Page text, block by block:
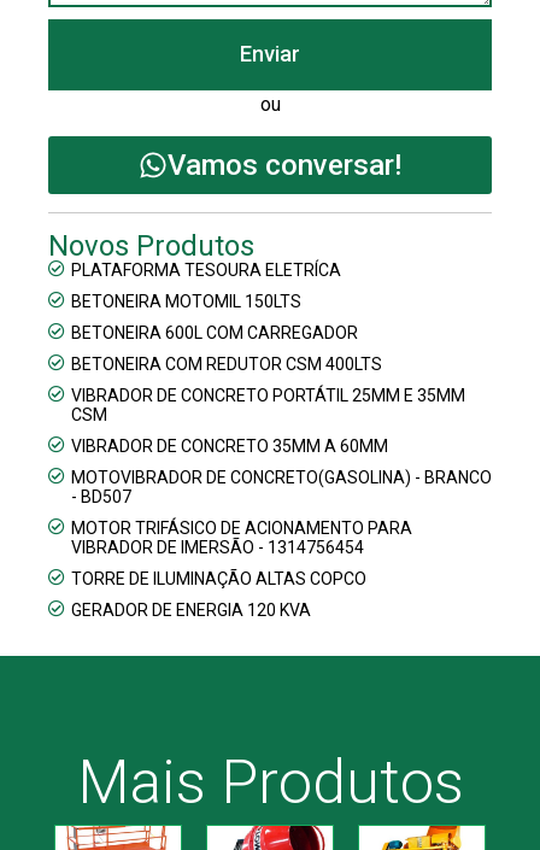
Enviar
ou
Vamos conversar!
Novos Produtos
PLATAFORMA TESOURA ELETRÍCA
BETONEIRA MOTOMIL 150LTS
BETONEIRA 600L COM CARREGADOR
BETONEIRA COM REDUTOR CSM 400LTS
VIBRADOR DE CONCRETO PORTÁTIL 25MM E 35MM
CSM
VIBRADOR DE CONCRETO 35MM A 60MM
MOTOVIBRADOR DE CONCRETO(GASOLINA) - BRANCO
- BD507
MOTOR TRIFÁSICO DE ACIONAMENTO PARA
VIBRADOR DE IMERSÃO - 1314756454
TORRE DE ILUMINAÇÃO ALTAS COPCO
GERADOR DE ENERGIA 120 KVA
Mais Produtos